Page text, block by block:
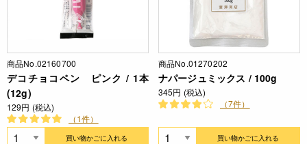
商品No.02160700
デコチョコペン ピンク / 1本
(12g)
129円 (税込)
（1件）
買い物かごに入れる
商品No.01270202
ナパージュミックス / 100g
345円 (税込)
（7件）
買い物かごに入れる